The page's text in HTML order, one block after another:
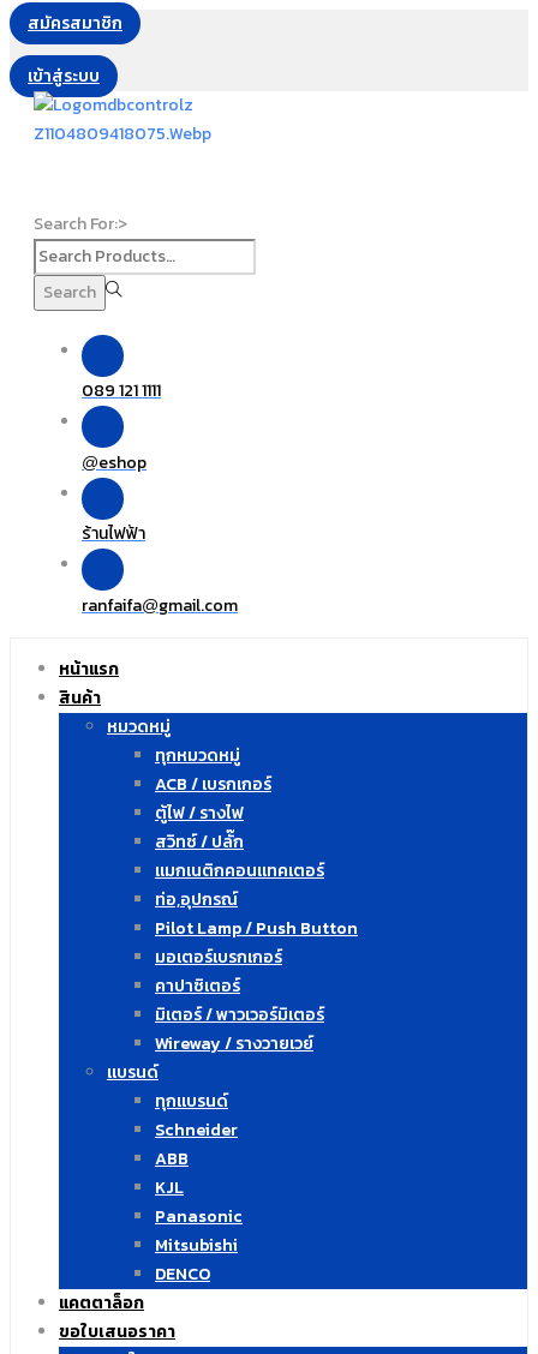
สมัครสมาชิก
เข้าสู่ระบบ
Search For:>
Search
089 121 1111
@eshop
ร้านไฟฟ้า
ranfaifa@gmail.com
หน้าแรก
สินค้า
หมวดหมู่
ทุกหมวดหมู่
ACB / เบรกเกอร์
ตู้ไฟ / รางไฟ
สวิทซ์ / ปลั๊ก
แมกเนติกคอนแทคเตอร์
ท่อ,อุปกรณ์
Pilot Lamp / Push Button
มอเตอร์เบรกเกอร์
คาปาซิเตอร์
มิเตอร์ / พาวเวอร์มิเตอร์
Wireway / รางวายเวย์
แบรนด์
ทุกแบรนด์
Schneider
ABB
KJL
Panasonic
Mitsubishi
DENCO
แคตตาล็อก
ขอใบเสนอราคา